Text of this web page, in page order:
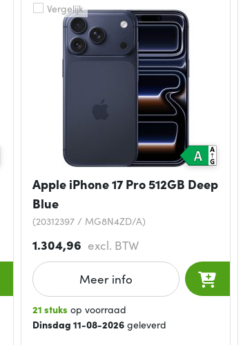
Vergelijk
Apple iPhone 17 Pro 512GB Deep
Blue
(20312397 / MG8N4ZD/A)
1.304,96 excl. BTW
Meer info
21 stuks op voorraad
Dinsdag 11-08-2026geleverd